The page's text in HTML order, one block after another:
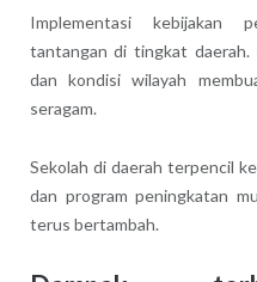
Implementasi kebijakan
tantangan di tingkat daerah.
dan kondisi wilayah
seragam.
Sekolah di daerah terpencil
dan program peningkatan
terus bertambah.